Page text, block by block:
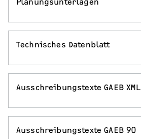
Technisches Datenblatt
Ausschreibungstexte GAEB XML
Ausschreibungstexte GAEB 90